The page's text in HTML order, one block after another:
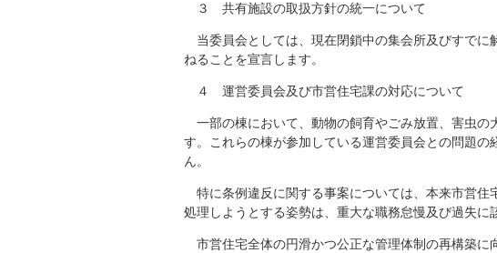
３ 共有施設の取扱方針の統一について
当委員会としては、現在閉鎖中の集会所及びすで
ねることを宣言します。
４ 運営委員会及び市営住宅課の対応について
一部の棟において、動物の飼育やごみ放置、害虫
す。これらの棟が参加している運営委員会との問題
ん。
特に条例違反に関する事案については、本来市営
処理しようとする姿勢は、重大な職務怠慢及び過失に
市営住宅全体の円滑かつ公正な管理体制の再構築に